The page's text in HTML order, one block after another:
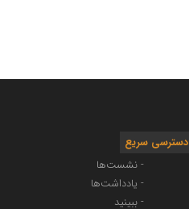
دسترسی سریع
- نشست‌ها
- یادداشت‌ها
- ببینید